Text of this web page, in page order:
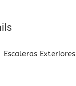
Escaleras Exteriores